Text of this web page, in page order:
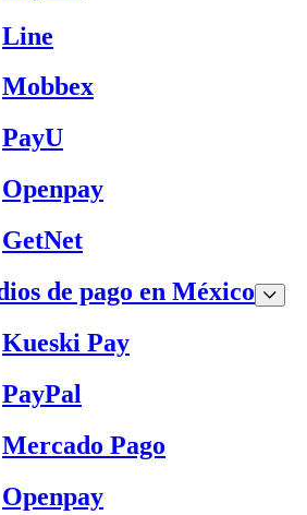
Line
Mobbex
PayU
Openpay
GetNet
de pago en México
Kueski Pay
PayPal
Mercado Pago
Openpay